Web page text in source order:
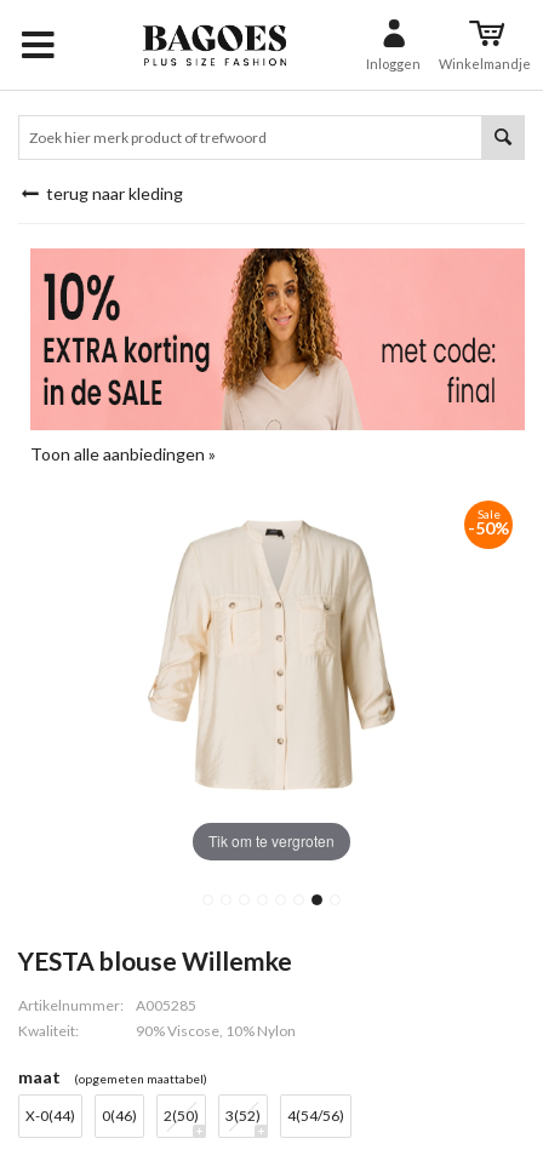
Inloggen Winkelmandje
terug naar kleding
Toon alle aanbiedingen »
Tik om te vergroten
Sale
-50%
YESTA blouse Willemke
Artikelnummer:
A005285
Kwaliteit:
90% Viscose, 10% Nylon
maat (opgemeten maattabel)
X-0(44) 0(46) 2(50) 3(52) 4(54/56)